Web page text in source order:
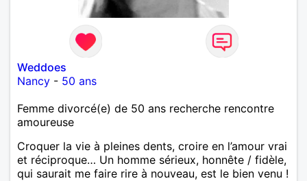
Weddoes
Nancy - 50 ans
Femme divorcé(e) de 50 ans recherche rencontre
amoureuse
Croquer la vie à pleines dents, croire en l’amour vrai
et réciproque… Un homme sérieux, honnête / fidèle,
qui saurait me faire rire à nouveau, est le bien venu !